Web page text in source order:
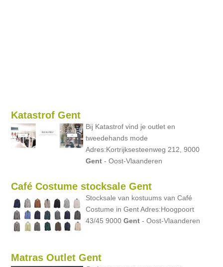
Katastrof Gent
Bij Katastrof vind je outlet en
tweedehands mode
Adres:Kortrijksesteenweg 212, 9000
Gent - Oost-Vlaanderen
Café Costume stocksale Gent
Stocksale van kostuums van Café
Costume in Gent Adres:Hoogpoort
43/45 9000Gent - Oost-Vlaanderen
Matras Outlet Gent